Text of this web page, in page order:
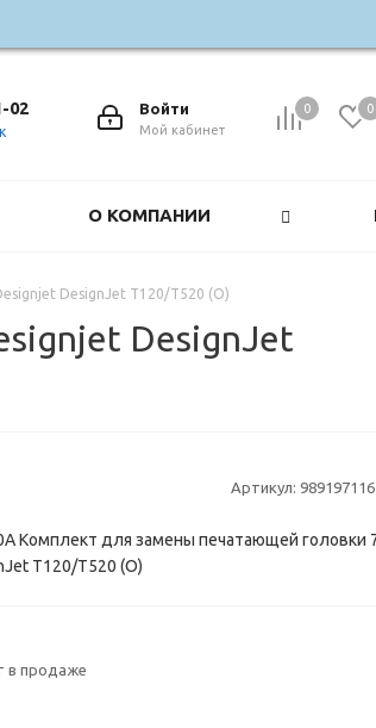
0 0
Войти
Мой кабинет
02
О КОМПАНИИ
DesignJet T120/T520 (О)
DesignJet
Артикул:
Комплект для замены печатающей головки
T120/T520 (О)
в продаже